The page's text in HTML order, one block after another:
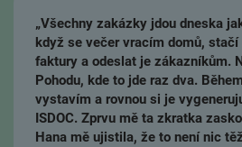
„Všechny zakázky jdou dneska
když se večer vracím domů,
faktury a odeslat je zákazníkům.
Pohodu, kde to jde raz dva.
vystavím a rovnou si je
ISDOC. Zprvu mě ta zkratka
Hana mě ujistila, že to není nic